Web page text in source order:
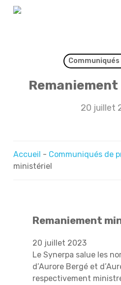
Skip
20 juillet
Accueil - Communiqués de
ministériel
Remaniement
20 juillet 2023
Le Synerpa salue les
d’Aurore Bergé et
respectivement